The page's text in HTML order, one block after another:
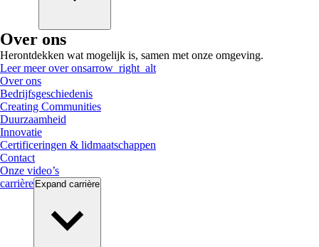
Over ons
Herontdekken wat mogelijk is, samen met onze omgeving.
Leer meer over onsarrow_right_alt
Over ons
Bedrijfsgeschiedenis
Creating Communities
Duurzaamheid
Innovatie
Certificeringen & lidmaatschappen
Contact
Onze video’s
carrière Expand carrière